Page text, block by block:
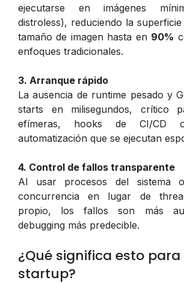
ejecutarse en imágenes
distroless), reduciendo la
tamaño de imagen hasta en 90%
enfoques tradicionales.
3. Arranque rápido
La ausencia de runtime pesado y
starts en milisegundos, crítico
efímeras, hooks de CI/CD
automatización que se ejecutan
4. Control de fallos transparente
Al usar procesos del sistema
concurrencia en lugar de
propio, los fallos son más
debugging más predecible.
¿Qué significa esto
startup?